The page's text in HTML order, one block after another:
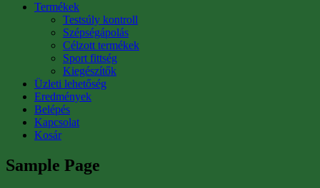
Termékek
Testsúly kontroll
Szépségápolás
Célzott termékek
Sport fittség
Kiegészítők
Üzleti lehetőség
Eredmények
Belépés
Kapcsolat
Kosár
Sample Page